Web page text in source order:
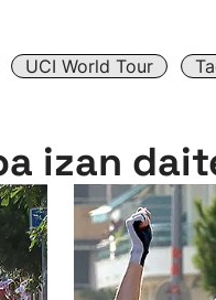
UCI World Tour
izan